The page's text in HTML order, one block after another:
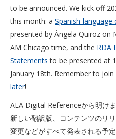
to be announced. We kick off
this month: a Spanish-
presented by Ángela Quiroz on
AM Chicago time, and the RDA
Statements to be presented at
January 18th. Remember to
later!
ALA Digital Referenceから明け
新しい翻訳版、コンテンツのリ
変更などがすべて発表される予